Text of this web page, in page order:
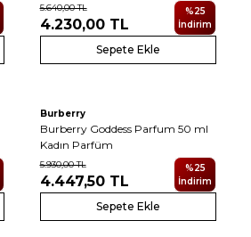
5.640,00TL
4.230,00TL
%25
İndirim
Sepete Ekle
Burberry
Burberry Goddess Parfum 50 ml
Kadın Parfüm
5.930,00TL
4.447,50TL
%25
İndirim
Sepete Ekle